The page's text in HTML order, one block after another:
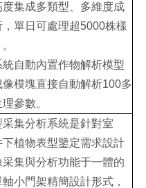
度集成多類型、多維度成
單日可處理超5000株樣
統自動內置作物解析模型
模塊直接自動解析100多
參數。
集分析系統是針對室
植物表型鑒定需求設計
集與分析功能于一體的
小門架精簡設計形式，